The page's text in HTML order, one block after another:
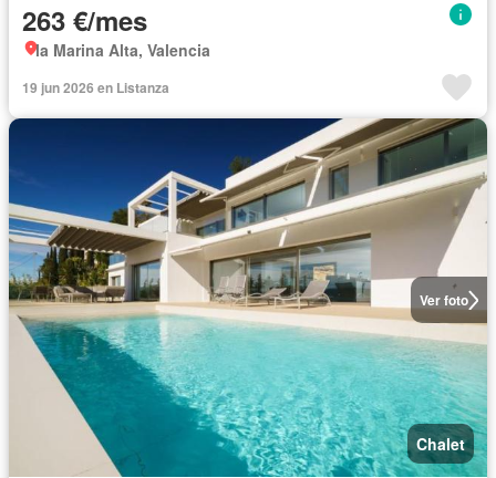
263 €/mes
la Marina Alta, Valencia
19 jun 2026 en Listanza
Ver foto
Chalet